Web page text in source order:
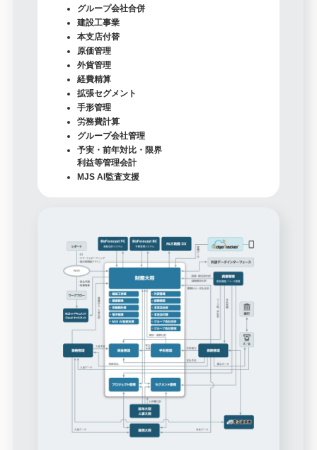
グループ会社合併
建設工事業
本支店付替
原価管理
外貨管理
経費精算
拡張セグメント
手形管理
労務費計算
グループ会社管理
予実・前年対比・限界
利益等管理会計
MJS AI監査支援